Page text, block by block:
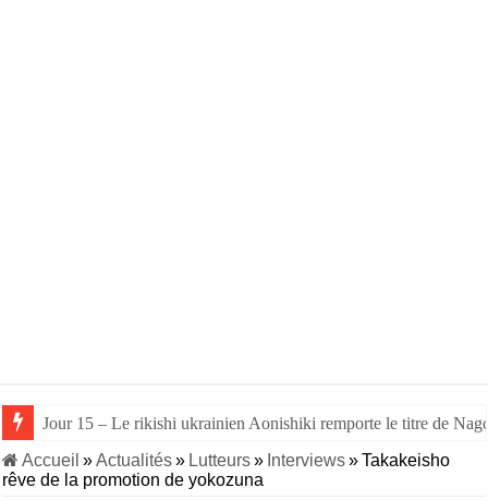
Jour 15 – Le rikishi ukrainien Aonishiki remporte le titre de
Accueil »Actualités» Lutteurs» Interviews»Takakeisho
rêve de la promotion de yokozuna